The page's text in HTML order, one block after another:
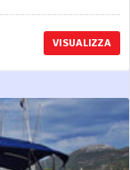
VISUALIZZA